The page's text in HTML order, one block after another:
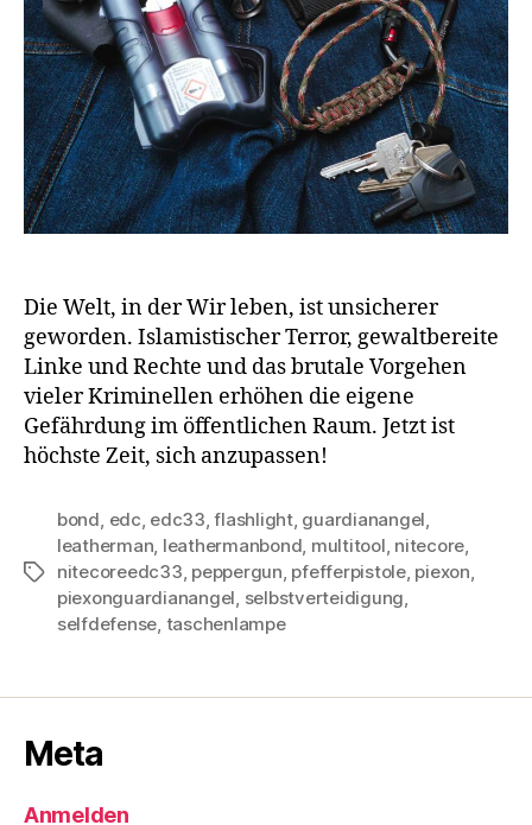
Die Welt, in der Wir leben, ist unsicherer
geworden. Islamistischer Terror, gewaltbereite
Linke und Rechte und das brutale Vorgehen
vieler Kriminellen erhöhen die eigene
Gefährdung im öffentlichen Raum. Jetzt ist
höchste Zeit, sich anzupassen!
Schlagwörter
bond, edc, edc33,flashlight, guardianangel,
leatherman, leathermanbond, multitool, nitecore,
nitecoreedc33, peppergun, pfefferpistole, piexon,
piexonguardianangel, selbstverteidigung,
selfdefense, taschenlampe
Meta
Anmelden